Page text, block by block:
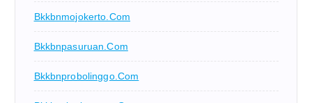
Bkkbnmojokerto.com
Bkkbnpasuruan.com
Bkkbnprobolinggo.com